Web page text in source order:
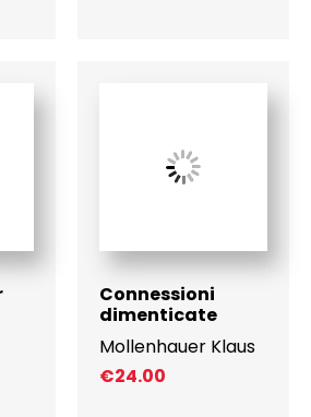
Connessioni
dimenticate
Mollenhauer Klaus
€24.00